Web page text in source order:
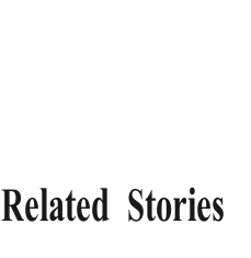
Related Stories